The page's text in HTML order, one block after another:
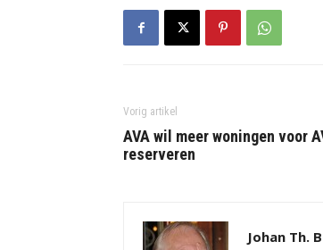
Vorig artikel
AVA wil meer woningen voor
reserveren
Johan Th.